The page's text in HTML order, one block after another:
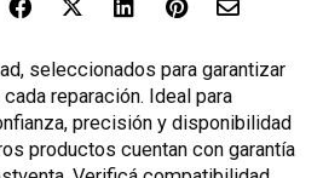
seleccionados para garantizar
reparación. Ideal para
precisión y disponibilidad
productos cuentan con garantía